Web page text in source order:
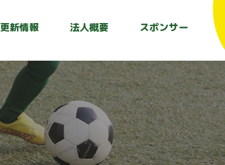
更新情報 法人概要 スポンサー